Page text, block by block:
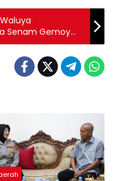
Senam Gemoy
Gibran